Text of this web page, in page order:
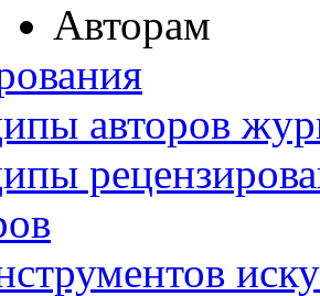
Авторам
авторов